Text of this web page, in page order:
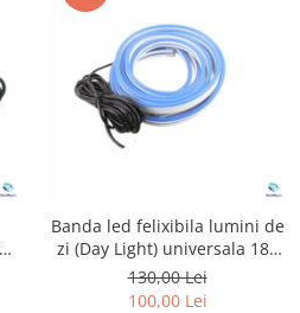
Banda led felixibila lumini de
zi (Day Light) universala 180
cm
130,00 Lei
100,00 Lei